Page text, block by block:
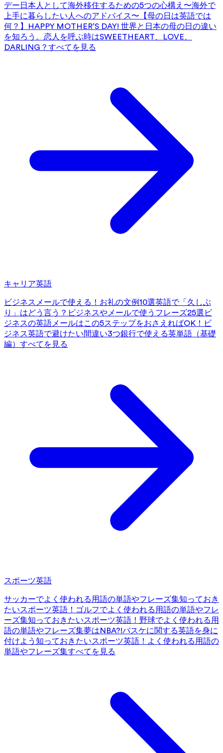
デー 日本人として海外移住するための5つの心構え〜海外で
上手に暮らしたい人へのアドバイス〜 【母の日は英語では
何？】HAPPY MOTHER’S DAY! 世界と日本の母の日の違い
を知ろう。 恋人を呼ぶ時はSWEETHEART、LOVE、
DARLING？ すべてを見る
キャリア英語
ビジネスメールで使える！お礼の文例10選英語で「久しぶ
り」はどう言う？ビジネスやメールで使うフレーズ25選 ビ
ジネスの英語メールはこの5ステップをおさえればOK！ ビ
ジネス英語で避けたい間違い3つ銀行で使える英単語（基礎
編） すべてを見る
スポーツ英語
サッカーでよく使われる用語の単語やフレーズ集知っておき
たいスポーツ英語！ゴルフでよく使われる用語の単語やフレ
ーズ集知っておきたいスポーツ英語！野球でよく使われる用
語の単語やフレーズ集夢はNBA?!バスケに関する英語を身に
付けよう 知っておきたいスポーツ英語！よく使われる用語の
単語やフレーズ集すべてを見る